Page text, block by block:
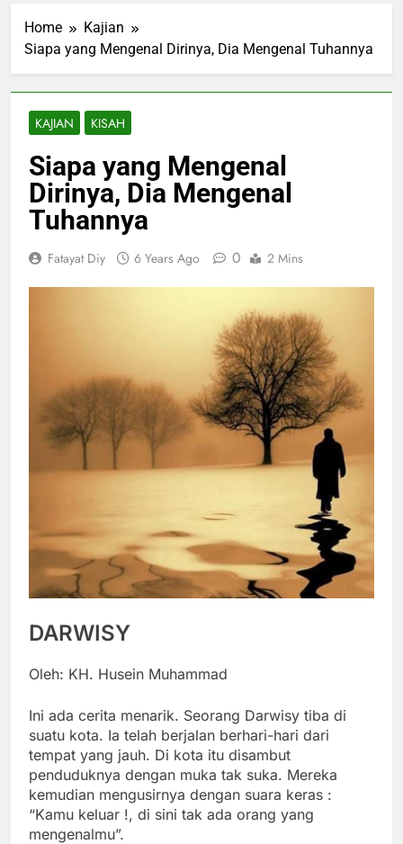
Home
Kajian
Siapa yang Mengenal Dirinya, Dia Mengenal Tuhannya
KAJIAN KISAH
Siapa yang Mengenal
Dirinya, Dia Mengenal
Tuhannya
Fatayat Diy 6 Years Ago 0 2 Mins
DARWISY
Oleh: KH. Husein Muhammad
Ini ada cerita menarik. Seorang Darwisy tiba di
suatu kota. Ia telah berjalan berhari-hari dari
tempat yang jauh. Di kota itu disambut
penduduknya dengan muka tak suka. Mereka
kemudian mengusirnya dengan suara keras :
“Kamu keluar !, di sini tak ada orang yang
mengenalmu”.